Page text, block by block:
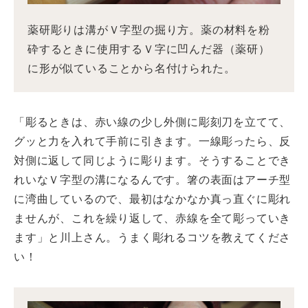
薬研彫りは溝がＶ字型の掘り方。薬の材料を粉
砕するときに使用するＶ字に凹んだ器（薬研）
に形が似ていることから名付けられた。
「彫るときは、赤い線の少し外側に彫刻刀を立てて、
グッと力を入れて手前に引きます。一線彫ったら、反
対側に返して同じように彫ります。そうすることでき
れいなＶ字型の溝になるんです。箸の表面はアーチ型
に湾曲しているので、最初はなかなか真っ直ぐに彫れ
ませんが、これを繰り返して、赤線を全て彫っていき
ます」と川上さん。うまく彫れるコツを教えてくださ
い！